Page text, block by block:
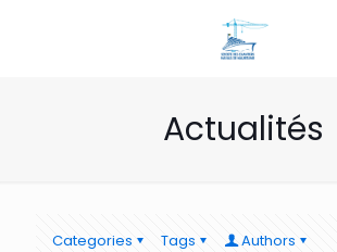
Actualités
Categories Tags Authors